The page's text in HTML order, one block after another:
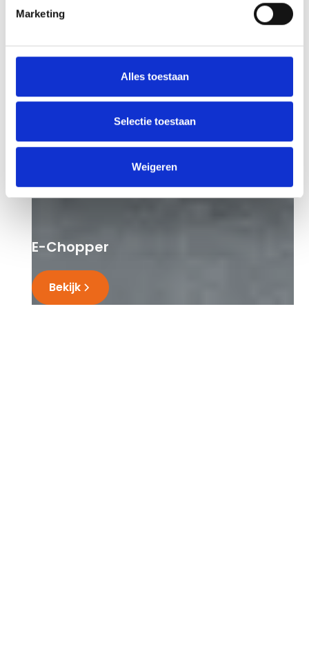
Marketing
Alles toestaan
Selectie toestaan
Weigeren
E-Chopper
Bekijk